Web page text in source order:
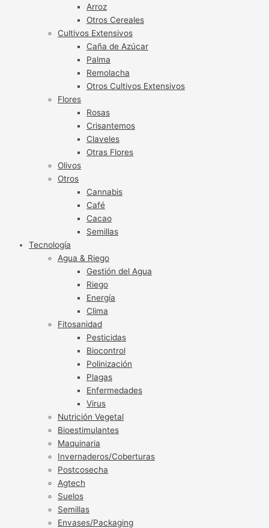
Arroz
Otros Cereales
Cultivos Extensivos
Caña de Azúcar
Palma
Remolacha
Otros Cultivos Extensivos
Flores
Rosas
Crisantemos
Claveles
Otras Flores
Olivos
Otros
Cannabis
Café
Cacao
Semillas
Tecnología
Agua & Riego
Gestión del Agua
Riego
Energía
Clima
Fitosanidad
Pesticidas
Biocontrol
Polinización
Plagas
Enfermedades
Virus
Nutrición Vegetal
Bioestimulantes
Maquinaria
Invernaderos/Coberturas
Postcosecha
Agtech
Suelos
Semillas
Envases/Packaging